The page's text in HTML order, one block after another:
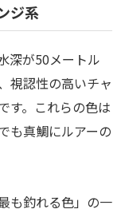
ジ系
深が50メートル
視認性の高いチャ
す。これらの色は
も真鯛にルアーの
も釣れる色」の一